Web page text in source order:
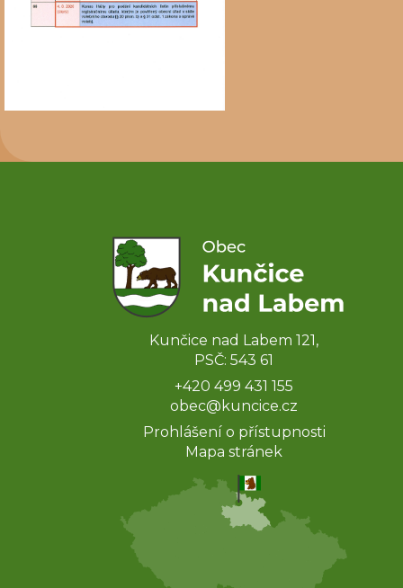
Kunčice nad Labem 121,
PSČ: 543 61
+420 499 431 155
obec@kuncice.cz
Prohlášení o přístupnosti
Mapa stránek